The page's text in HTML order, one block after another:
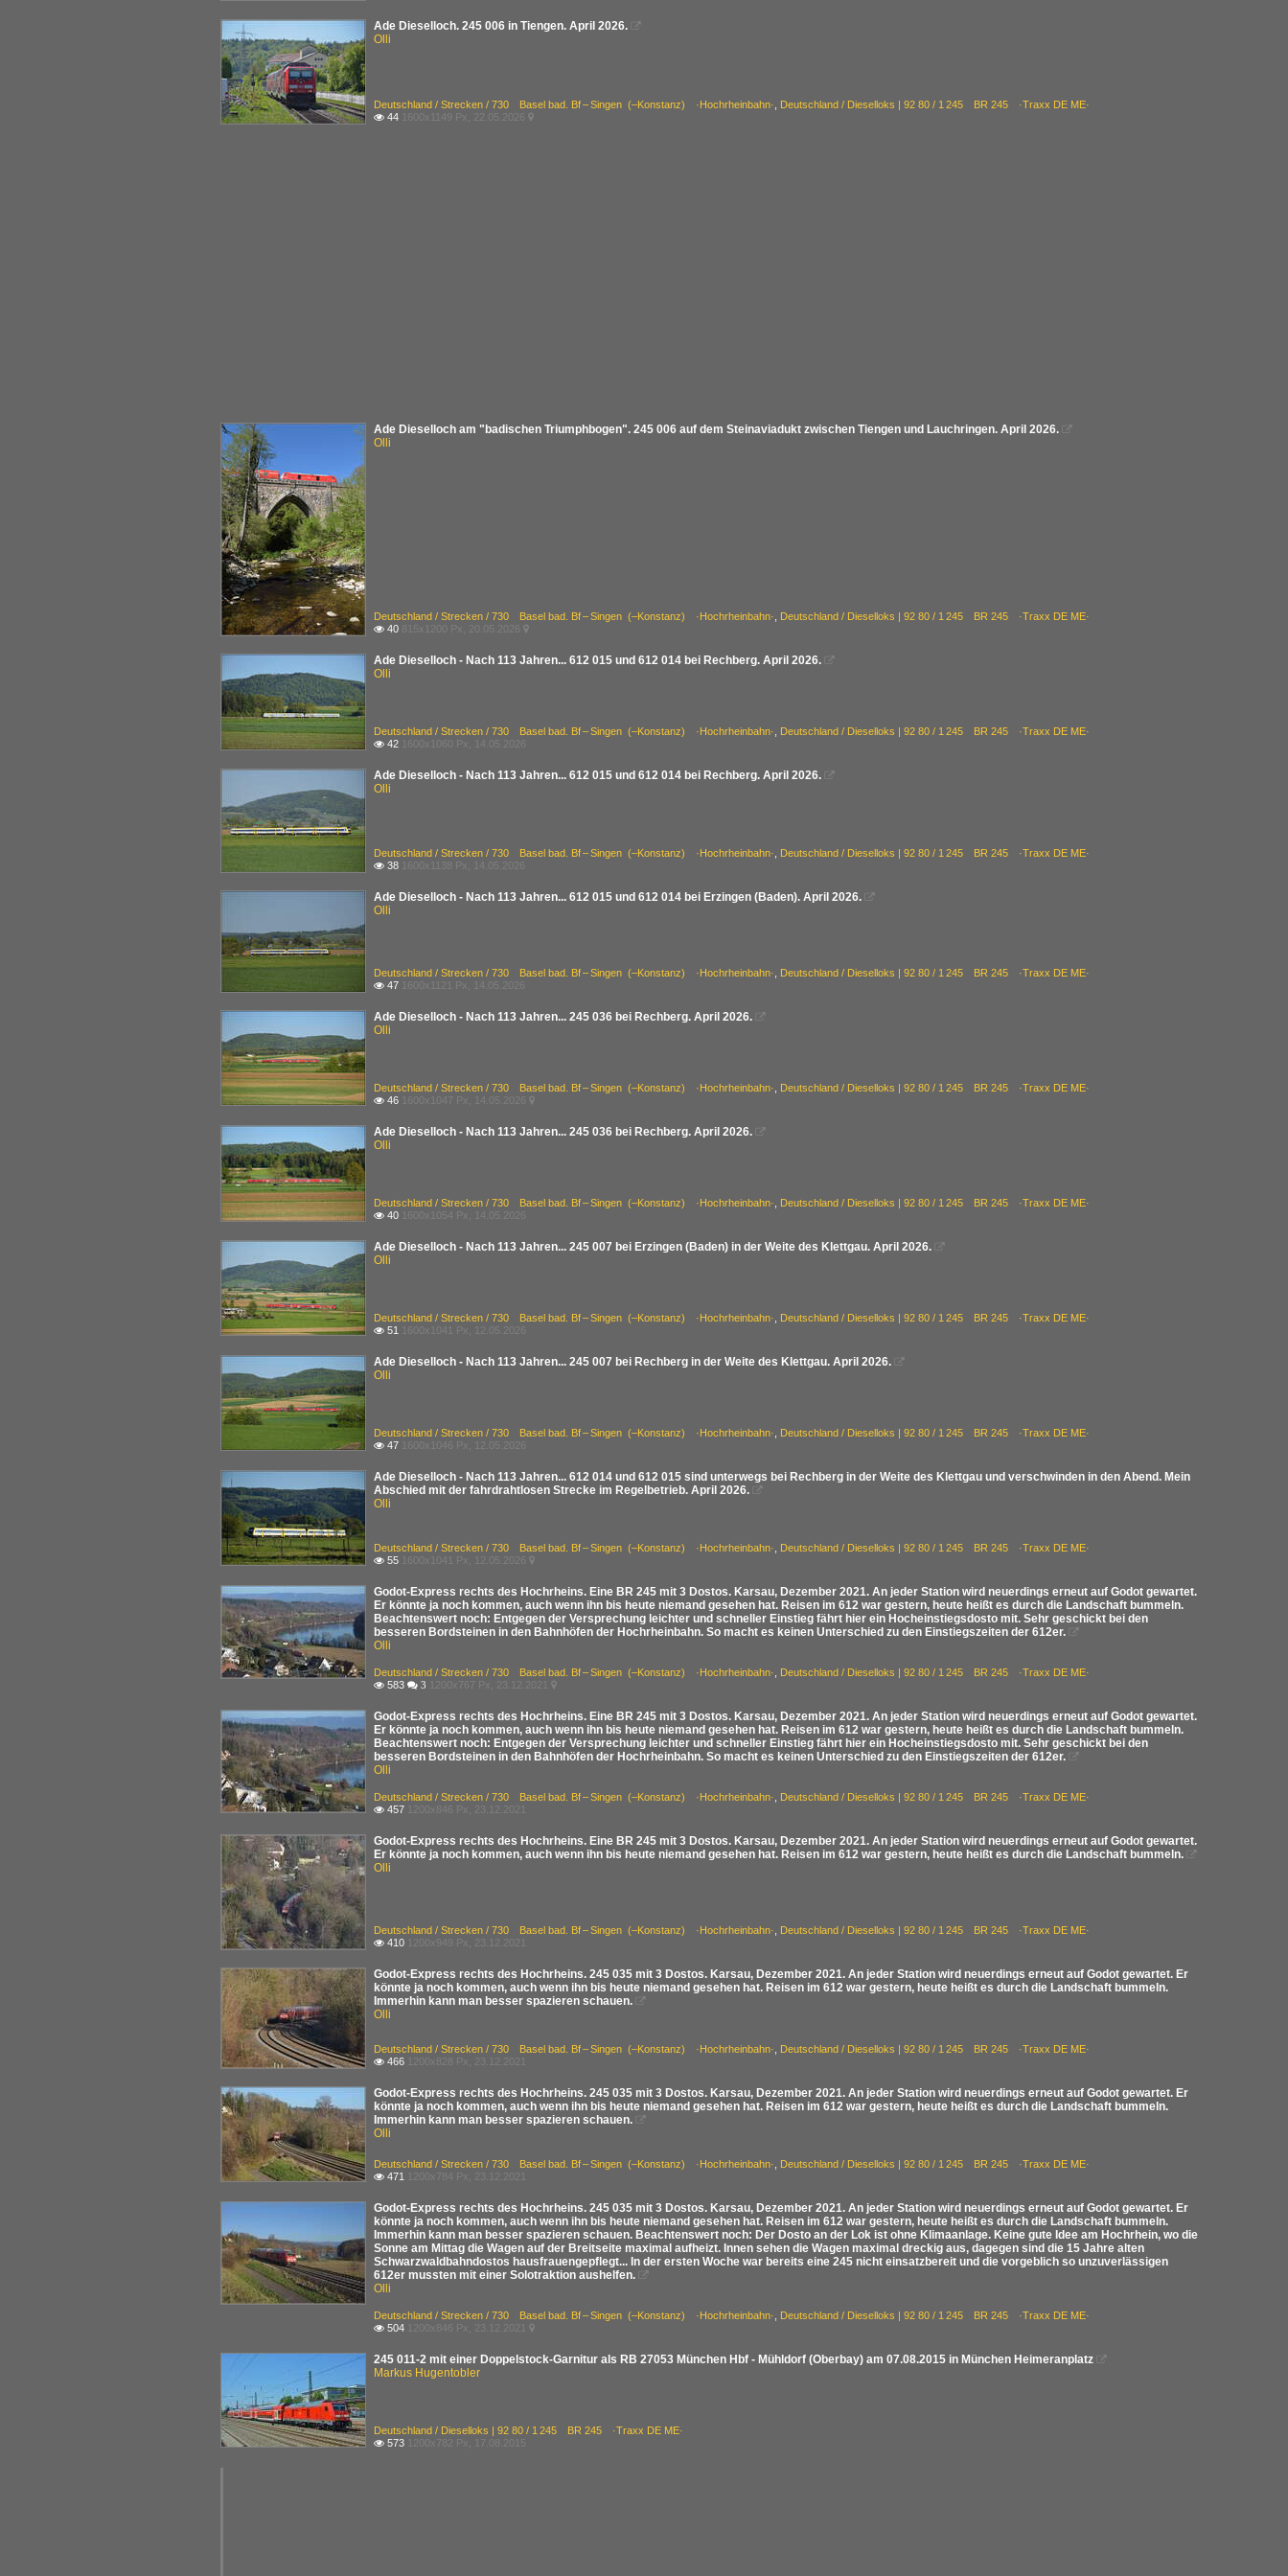
Ade Dieselloch. 245 006 in Tiengen. April 2026. 
Olli
Deutschland / Strecken / 730 Basel bad. Bf – Singen (–Konstanz) ·Hochrheinbahn· Deutschland / Dieselloks | 92 80 / 1 245 BR 245 ·Traxx DE ME·
 44 1600x1149 Px, 22.05.2026 
Ade Dieselloch am "badischen Triumphbogen". 245 006 auf dem Steinaviadukt zwischen Tiengen und Lauchringen. April 2026. 
Olli
Deutschland / Strecken / 730 Basel bad. Bf – Singen (–Konstanz) ·Hochrheinbahn· Deutschland / Dieselloks | 92 80 / 1 245 BR 245 ·Traxx DE ME·
 40 815x1200 Px, 20.05.2026 
Ade Dieselloch - Nach 113 Jahren... 612 015 und 612 014 bei Rechberg. April 2026. 
Olli
Deutschland / Strecken / 730 Basel bad. Bf – Singen (–Konstanz) ·Hochrheinbahn· Deutschland / Dieselloks | 92 80 / 1 245 BR 245 ·Traxx DE ME·
 42 1600x1060 Px, 14.05.2026
Ade Dieselloch - Nach 113 Jahren... 612 015 und 612 014 bei Rechberg. April 2026. 
Olli
Deutschland / Strecken / 730 Basel bad. Bf – Singen (–Konstanz) ·Hochrheinbahn· Deutschland / Dieselloks | 92 80 / 1 245 BR 245 ·Traxx DE ME·
 38 1600x1138 Px, 14.05.2026
Ade Dieselloch - Nach 113 Jahren... 612 015 und 612 014 bei Erzingen (Baden). April 2026. 
Olli
Deutschland / Strecken / 730 Basel bad. Bf – Singen (–Konstanz) ·Hochrheinbahn· Deutschland / Dieselloks | 92 80 / 1 245 BR 245 ·Traxx DE ME·
 47 1600x1121 Px, 14.05.2026
Ade Dieselloch - Nach 113 Jahren... 245 036 bei Rechberg. April 2026. 
Olli
Deutschland / Strecken / 730 Basel bad. Bf – Singen (–Konstanz) ·Hochrheinbahn· Deutschland / Dieselloks | 92 80 / 1 245 BR 245 ·Traxx DE ME·
 46 1600x1047 Px, 14.05.2026 
Ade Dieselloch - Nach 113 Jahren... 245 036 bei Rechberg. April 2026. 
Olli
Deutschland / Strecken / 730 Basel bad. Bf – Singen (–Konstanz) ·Hochrheinbahn· Deutschland / Dieselloks | 92 80 / 1 245 BR 245 ·Traxx DE ME·
 40 1600x1054 Px, 14.05.2026
Ade Dieselloch - Nach 113 Jahren... 245 007 bei Erzingen (Baden) in der Weite des Klettgau. April 2026. 
Olli
Deutschland / Strecken / 730 Basel bad. Bf – Singen (–Konstanz) ·Hochrheinbahn· Deutschland / Dieselloks | 92 80 / 1 245 BR 245 ·Traxx DE ME·
 51 1600x1041 Px, 12.05.2026
Ade Dieselloch - Nach 113 Jahren... 245 007 bei Rechberg in der Weite des Klettgau. April 2026. 
Olli
Deutschland / Strecken / 730 Basel bad. Bf – Singen (–Konstanz) ·Hochrheinbahn· Deutschland / Dieselloks | 92 80 / 1 245 BR 245 ·Traxx DE ME·
 47 1600x1046 Px, 12.05.2026
Ade Dieselloch - Nach 113 Jahren... 612 014 und 612 015 sind unterwegs bei Rechberg in der Weite des Klettgau und verschwinden in den Abend. Mein
Abschied mit der fahrdrahtlosen Strecke im Regelbetrieb. April 2026.

Olli
Deutschland / Strecken / 730 Basel bad. Bf – Singen (–Konstanz) ·Hochrheinbahn· Deutschland / Dieselloks | 92 80 / 1 245 BR 245 ·Traxx DE ME·
 55 1600x1041 Px, 12.05.2026 
Godot-Express rechts des Hochrheins. Eine BR 245 mit 3 Dostos. Karsau, Dezember 2021. An jeder Station wird neuerdings erneut auf Godot gewartet.
Er könnte ja noch kommen, auch wenn ihn bis heute niemand gesehen hat. Reisen im 612 war gestern, heute heißt es durch die Landschaft bummeln.
Beachtenswert noch: Entgegen der Versprechung leichter und schneller Einstieg fährt hier ein Hocheinstiegsdosto mit. Sehr geschickt bei den
besseren Bordsteinen in den Bahnhöfen der Hochrheinbahn. So macht es keinen Unterschied zu den Einstiegszeiten der 612er.

Olli
Deutschland / Strecken / 730 Basel bad. Bf – Singen (–Konstanz) ·Hochrheinbahn· Deutschland / Dieselloks | 92 80 / 1 245 BR 245 ·Traxx DE ME·
 583  3 1200x767 Px, 23.12.2021 
Godot-Express rechts des Hochrheins. Eine BR 245 mit 3 Dostos. Karsau, Dezember 2021. An jeder Station wird neuerdings erneut auf Godot gewartet.
Er könnte ja noch kommen, auch wenn ihn bis heute niemand gesehen hat. Reisen im 612 war gestern, heute heißt es durch die Landschaft bummeln.
Beachtenswert noch: Entgegen der Versprechung leichter und schneller Einstieg fährt hier ein Hocheinstiegsdosto mit. Sehr geschickt bei den
besseren Bordsteinen in den Bahnhöfen der Hochrheinbahn. So macht es keinen Unterschied zu den Einstiegszeiten der 612er.

Olli
Deutschland / Strecken / 730 Basel bad. Bf – Singen (–Konstanz) ·Hochrheinbahn· Deutschland / Dieselloks | 92 80 / 1 245 BR 245 ·Traxx DE ME·
 457 1200x846 Px, 23.12.2021
Godot-Express rechts des Hochrheins. Eine BR 245 mit 3 Dostos. Karsau, Dezember 2021. An jeder Station wird neuerdings erneut auf Godot gewartet.
Er könnte ja noch kommen, auch wenn ihn bis heute niemand gesehen hat. Reisen im 612 war gestern, heute heißt es durch die Landschaft bummeln.

Olli
Deutschland / Strecken / 730 Basel bad. Bf – Singen (–Konstanz) ·Hochrheinbahn· Deutschland / Dieselloks | 92 80 / 1 245 BR 245 ·Traxx DE ME·
 410 1200x949 Px, 23.12.2021
Godot-Express rechts des Hochrheins. 245 035 mit 3 Dostos. Karsau, Dezember 2021. An jeder Station wird neuerdings erneut auf Godot gewartet. Er
könnte ja noch kommen, auch wenn ihn bis heute niemand gesehen hat. Reisen im 612 war gestern, heute heißt es durch die Landschaft bummeln.
Immerhin kann man besser spazieren schauen.

Olli
Deutschland / Strecken / 730 Basel bad. Bf – Singen (–Konstanz) ·Hochrheinbahn· Deutschland / Dieselloks | 92 80 / 1 245 BR 245 ·Traxx DE ME·
 466 1200x828 Px, 23.12.2021
Godot-Express rechts des Hochrheins. 245 035 mit 3 Dostos. Karsau, Dezember 2021. An jeder Station wird neuerdings erneut auf Godot gewartet. Er
könnte ja noch kommen, auch wenn ihn bis heute niemand gesehen hat. Reisen im 612 war gestern, heute heißt es durch die Landschaft bummeln.
Immerhin kann man besser spazieren schauen.

Olli
Deutschland / Strecken / 730 Basel bad. Bf – Singen (–Konstanz) ·Hochrheinbahn· Deutschland / Dieselloks | 92 80 / 1 245 BR 245 ·Traxx DE ME·
 471 1200x784 Px, 23.12.2021
Godot-Express rechts des Hochrheins. 245 035 mit 3 Dostos. Karsau, Dezember 2021. An jeder Station wird neuerdings erneut auf Godot gewartet. Er
könnte ja noch kommen, auch wenn ihn bis heute niemand gesehen hat. Reisen im 612 war gestern, heute heißt es durch die Landschaft bummeln.
Immerhin kann man besser spazieren schauen. Beachtenswert noch: Der Dosto an der Lok ist ohne Klimaanlage. Keine gute Idee am Hochrhein, wo die
Sonne am Mittag die Wagen auf der Breitseite maximal aufheizt. Innen sehen die Wagen maximal dreckig aus, dagegen sind die 15 Jahre alten
Schwarzwaldbahndostos hausfrauengepflegt... In der ersten Woche war bereits eine 245 nicht einsatzbereit und die vorgeblich so unzuverlässigen
612er mussten mit einer Solotraktion aushelfen.

Olli
Deutschland / Strecken / 730 Basel bad. Bf – Singen (–Konstanz) ·Hochrheinbahn· Deutschland / Dieselloks | 92 80 / 1 245 BR 245 ·Traxx DE ME·
 504 1200x846 Px, 23.12.2021 
245 011-2 mit einer Doppelstock-Garnitur als RB 27053 München Hbf - Mühldorf (Oberbay) am 07.08.2015 in München Heimeranplatz 
Markus Hugentobler
Deutschland / Dieselloks | 92 80 / 1 245 BR 245 ·Traxx DE ME·
 573 1200x782 Px, 17.08.2015